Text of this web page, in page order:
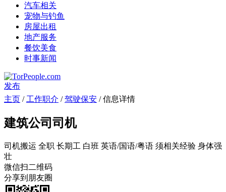
汽车相关
宠物与钓鱼
房屋出租
地产服务
餐饮美食
时事新闻
发布
主页 /工作职介 /驾驶保安 / 信息详情
建筑公司司机
司机搬运 全职 长期工 白班 英语/国语/粤语 须相关经验 身体强
壮
微信扫二维码
分享到朋友圈